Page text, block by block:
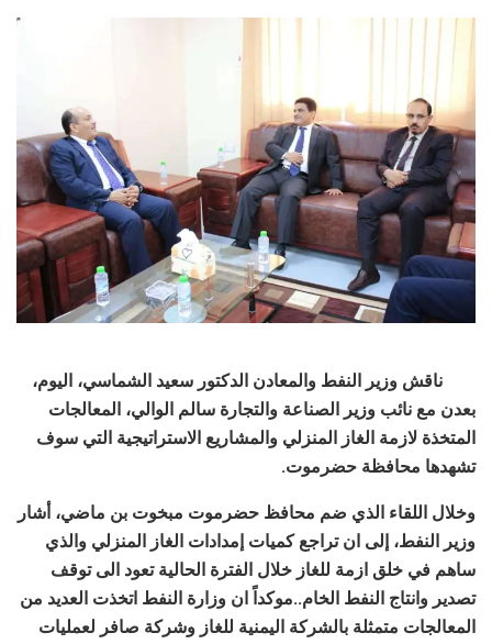
ناقش وزير النفط والمعادن الدكتور سعيد الشماسي، اليوم،
بعدن مع نائب وزير الصناعة والتجارة سالم الوالي، المعالجات
المتخذة لازمة الغاز المنزلي والمشاريع الاستراتيجية التي سوف
تشهدها محافظة حضرموت.
وخلال اللقاء الذي ضم محافظ حضرموت مبخوت بن ماضي، أشار
وزير النفط، إلى ان تراجع كميات إمدادات الغاز المنزلي والذي
ساهم في خلق ازمة للغاز خلال الفترة الحالية تعود الى توقف
تصدير وانتاج النفط الخام..موكداً ان وزارة النفط اتخذت العديد من
المعالجات متمثلة بالشركة اليمنية للغاز وشركة صافر لعمليات